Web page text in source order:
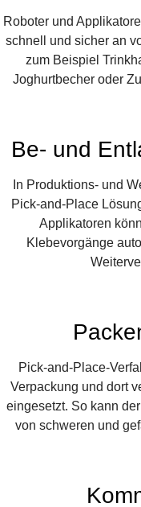
Roboter und
schnell und sicher an
zum Beispiel
Joghurtbecher oder
Be- und
In Produktions- und
Pick-and-Place
Applikatoren
Klebevorgänge
Pick-and-Place-
Verpackung und dort
eingesetzt. So kann
von schweren und